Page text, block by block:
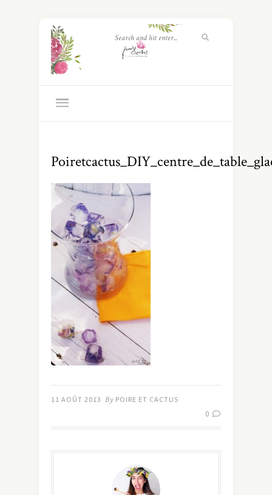
11 AOÛT 2013 By POIRE ET CACTUS
0